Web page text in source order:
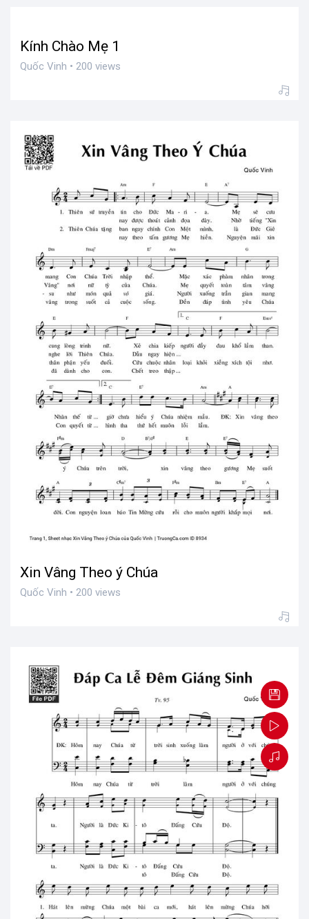
Kính Chào Mẹ 1
Quốc Vinh • 200 views
Xin Vâng Theo ý Chúa
Quốc Vinh • 200 views